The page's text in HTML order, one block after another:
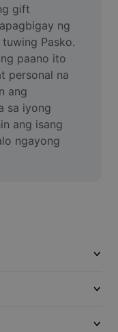
gift
ng
Pasko.
paano ito
personal na
ang
sa iyong
ang isang
ngayong